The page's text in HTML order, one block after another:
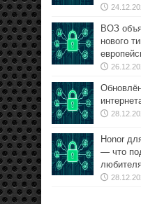
ВОЗ
нового
Honor
— что